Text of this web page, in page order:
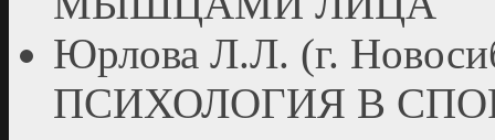
Юрлова Л.Л. (г.
ПСИХОЛОГИЯ В